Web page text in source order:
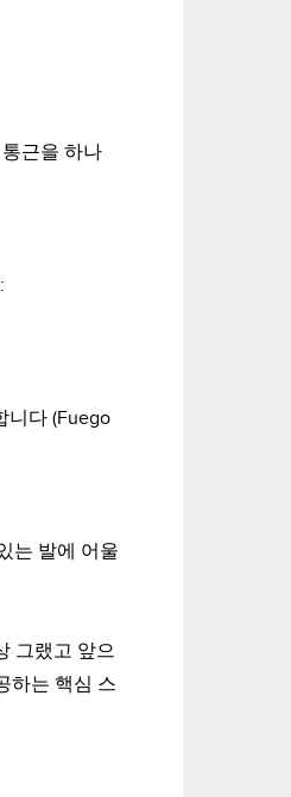
근을 하나
니다 (Fuego
는 발에 어울
그랬고 앞으
하는 핵심 스